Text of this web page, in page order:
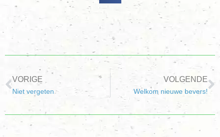
VORIGE
Niet vergeten
VOLGENDE
Welkom nieuwe bevers!